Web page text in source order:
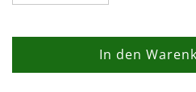
In den
L